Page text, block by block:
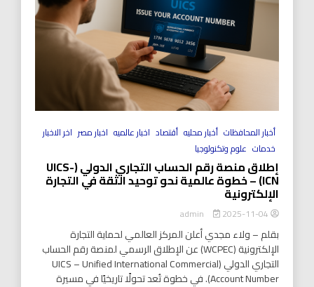
أخبار المحافظات أخبار محليه أقتصاد اخبار عالميه اخبار مصر اخر الاخبار
خدمات علوم وتكنولوجيا
إطلاق منصة رقم الحساب التجاري الدولي (UICS-
ICN) – خطوة عالمية نحو توحيد الثقة في التجارة
الإلكترونية
2025-11-04
بقلم – ولاء مجدي أعلن المركز العالمي لحماية التجارة
الإلكترونية (WCPEC) عن الإطلاق الرسمي لمنصة رقم الحساب
التجاري الدولي (UICS – Unified International Commercial
Account Number). في خطوة تُعد تحولًا تاريخيًا في مسيرة